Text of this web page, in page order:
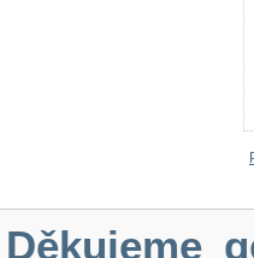
Děkujeme